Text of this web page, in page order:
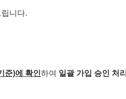
니다.
준)에 확인하여 일괄 가입 승인 처리